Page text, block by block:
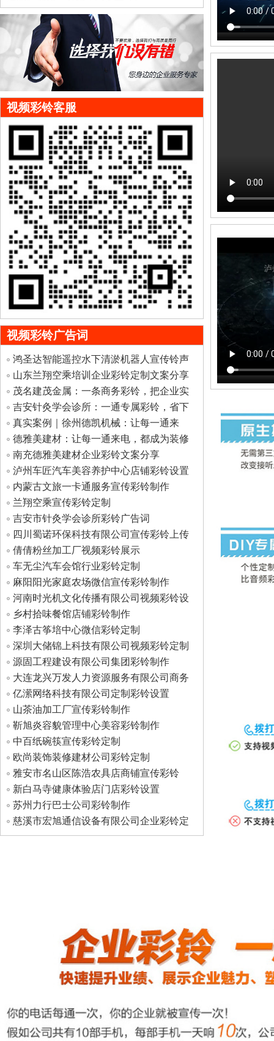
视频彩铃客服
视频彩铃广告词
鸿圣达智能遥控水下清淤机器人宣传铃声
制作
山东兰翔空乘培训企业彩铃定制文案分享
茂名建茂金属：一条商务彩铃，把企业实
力自
吉安针灸学会诊所：一通专属彩铃，省下
无数
真实案例｜徐州德凯机械：让每一通来
电，都
德雅美建材：让每一通来电，都成为装修
选材
南充德雅美建材企业彩铃文案分享
泸州车匠汽车美容养护中心店铺彩铃设置
内蒙古文旅一卡通服务宣传彩铃制作
兰翔空乘宣传彩铃定制
吉安市针灸学会诊所彩铃广告词
四川蜀诺环保科技有限公司宣传彩铃上传
倩倩粉丝加工厂视频彩铃展示
车无尘汽车会馆行业彩铃定制
麻阳阳光家庭农场微信宣传彩铃制作
河南时光机文化传播有限公司视频彩铃设
置
乡村拾味餐馆店铺彩铃制作
李泽古筝培中心微信彩铃定制
深圳大储锦上科技有限公司视频彩铃定制
源固工程建设有限公司集团彩铃制作
大连龙兴万发人力资源服务有限公司商务
彩铃
亿潆网络科技有限公司定制彩铃设置
山茶油加工厂宣传彩铃制作
靳旭炎容貌管理中心美容彩铃制作
中百纸碗筷宣传彩铃定制
欧尚装饰装修建材公司彩铃定制
雅安市名山区陈浩农具店商铺宣传彩铃
新白马寺健康体验店门店彩铃设置
苏州力行巴士公司彩铃制作
慈溪市宏旭通信设备有限公司企业彩铃定
制